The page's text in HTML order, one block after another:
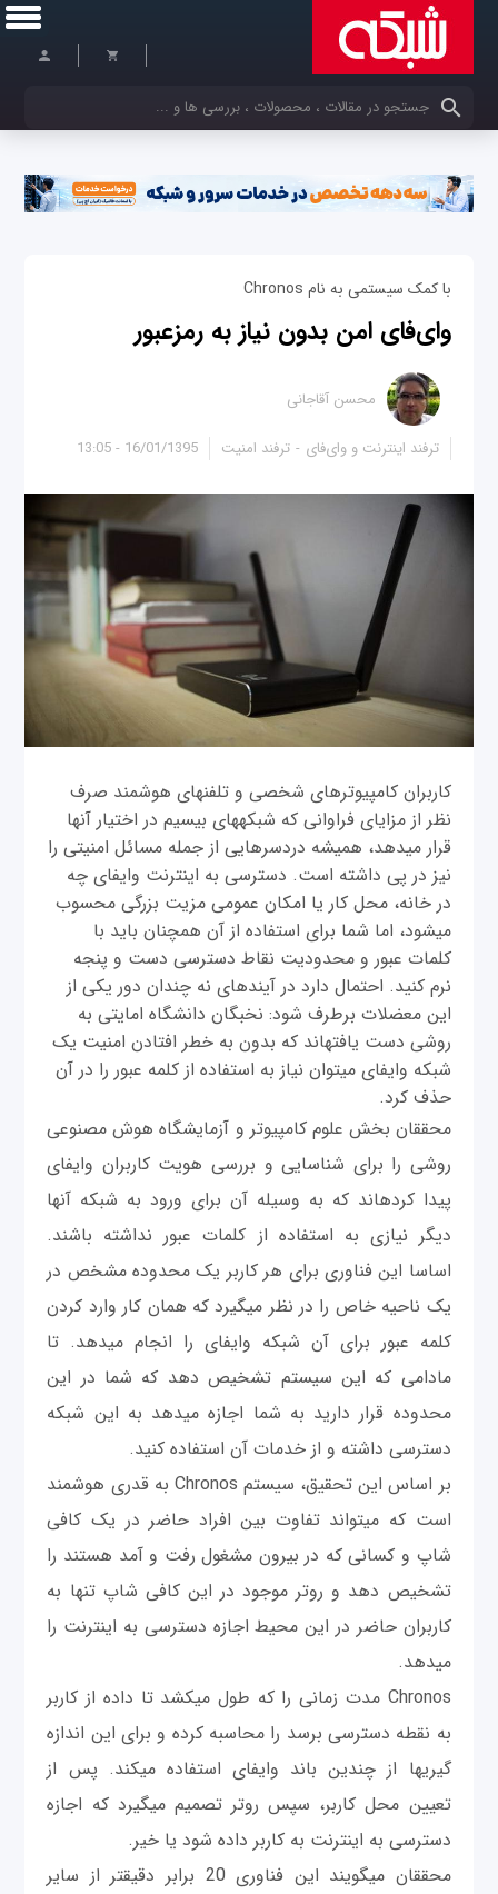
کلمات کلیدی خود را وارد کنید
با کمک سیستمی‎ به نام Chronos
وای‌فای امن بدون نیاز به رمزعبور
16/01/1395 - 13:05
محسن آقاجانی
ترفند اینترنت و وای‌فای ترفند امنیت
کاربران کامپیوترهای شخصی و تلفن‎های هوشمند صرف
نظر از مزایای فراوانی که شبکه‎های بی‎سیم در اختیار آنها
قرار می‎دهد، همیشه دردسرهایی از جمله مسائل امنیتی را
نیز در پی داشته است. دسترسی به اینترنت وای‎فای چه
در خانه، محل کار یا امکان عمومی‎ مزیت بزرگی محسوب
مي‎شود، اما شما برای استفاده از آن همچنان باید با
کلمات عبور و محدودیت نقاط دسترسی دست و پنجه
نرم کنید. احتمال دارد در آینده‎ای نه چندان دور یکی از
این معضلات برطرف شود: نخبگان دانشگاه ام‎ای‎تی به
روشی دست یافته‎اند که بدون به خطر افتادن امنیت یک
شبکه وای‎فای می‎توان نیاز به استفاده از کلمه عبور را در آن
حذف کرد.
محققان بخش علوم کامپیوتر و آزمایشگاه هوش مصنوعی
روشی را برای شناسایی و بررسی هویت کاربران وای‎فای
پیدا کرده‎اند که به وسیله آن برای ورود به شبکه آنها
دیگر نیازی به استفاده از کلمات عبور نداشته باشند.
اساسا این فناوری برای هر کاربر یک محدوده مشخص در
یک ناحیه خاص را در نظر می‎گیرد که همان کار وارد کردن
کلمه عبور برای آن شبکه وای‎فای را انجام می‎دهد. تا
مادامی‎ که این سیستم تشخیص دهد که شما در این
محدوده قرار دارید به شما اجازه می‎دهد به این شبکه
دسترسی داشته و از خدمات آن استفاده کنید.
بر اساس این تحقيق، سیستم Chronos به قدری هوشمند
است که می‎تواند تفاوت بین افراد حاضر در یک کافی
شاپ و کسانی که در بیرون مشغول رفت و آمد هستند را
تشخیص دهد و روتر موجود در این کافی شاپ تنها به
کاربران حاضر در این محیط اجازه دسترسی به اینترنت را
می‎دهد.
Chronos مدت زمانی را که طول می‎کشد تا داده از کاربر
به نقطه دسترسی برسد را محاسبه کرده و برای این اندازه
گیری‎ها از چندین باند وای‎فای استفاده می‎کند. پس از
تعیین محل کاربر، سپس روتر تصمیم می‎گیرد که اجازه
دسترسی به اینترنت به کاربر داده شود یا خیر.
محققان می‎گویند این فناوری 20 برابر دقیق‎تر از سایر